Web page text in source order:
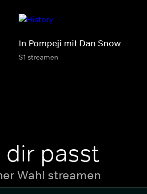
In Pompeji mit Dan Snow
S1 streamen
dir passt
Wahl streamen